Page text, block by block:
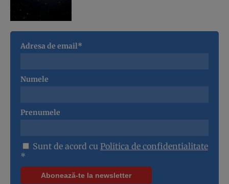
Adresa de email*
Numele
Prenumele
Sunt de acord cu Politica de confidentialitate
*